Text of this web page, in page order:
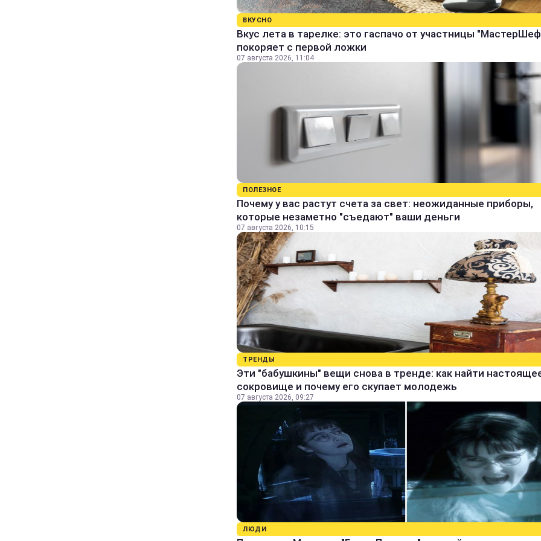
ВКУСНО
Вкус лета в тарелке: это гаспачо от участницы
покоряет с первой ложки
07 августа 2026, 11:04
ПОЛЕЗНОЕ
Почему у вас растут счета за свет: неожиданные приборы,
которые незаметно "съедают" ваши деньги
07 августа 2026, 10:15
ТРЕНДЫ
Эти "бабушкины" вещи снова в тренде: как найти
сокровище и почему его скупает молодежь
07 августа 2026, 09:27
ЛЮДИ